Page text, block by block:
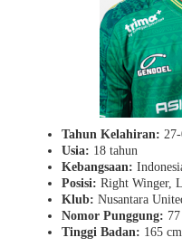
Tahun Kelahiran:
Usia: 18 tahun
Kebangsaan:
Posisi: Right Winger,
Klub: Nusantara
Nomor Punggung:
Tinggi Badan: 165 cm